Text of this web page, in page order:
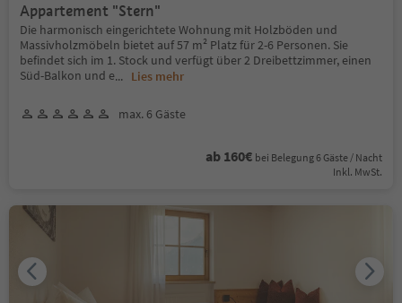
Appartement "Stern"
Die harmonisch eingerichtete Wohnung mit Holzböden und
Massivholzmöbeln bietet auf 57 m² Platz für 2-6 Personen. Sie
befindet sich im 1. Stock und verfügt über 2 Dreibettzimmer, einen
Süd-Balkon und e... Lies mehr
max. 6 Gäste
ab 160€ bei Belegung 6 Gäste / Nacht
Inkl. MwSt.